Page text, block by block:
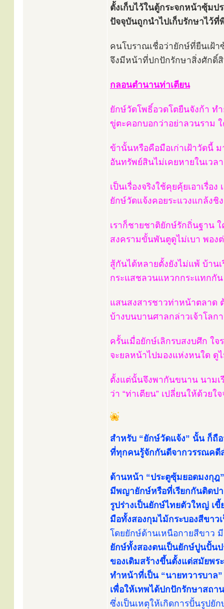
ตั้งเก็บไว้ในตู้กระจกหน้าซุ้มป
ปัจจุบันถูกนำไปเก็บรักษาไว้
คนโบราณเชื่อว่ายักษ์ที่ยืนเฝ้
จึงมีหน้าที่ปกปักรักษาสิ่งศักดิ์
กลอนตำนานท่าเตียน
ยักษ์วัดโพธิ์อวดโตยืนจังก้า ท
ขู่ตะคอกบอกว่าอย่าลวนราม
ข้านั้นหรือคือมือเก่าเฝ้าวัดนี้
อันทรัพย์สินไม่เคยหายในเวล
เป็นเรื่องจริงใช้คุยคุ้ยเอาเรื่อ
ยักษ์วัดแจ้งคอยระแวงแกล้งชิ
เราก็ชายชาติยักษ์รักถิ่นฐาน
สงครามขั้นพันตูดูไม่เบา พอง
สู้กันได้หลายตั้งยังไม่แพ้ บ้าน
กระแสชลวนแหวกกระแทกกั
แสนสงสารชาวท่าหน้าตลาด
บ้างบนบานศาลกล่าวเจ้าโล
ครั้นเมื่อยักษ์เลิกรบสงบศึก ใ
จะยลหน้าไปมองแห่งหนใด ดู
ตั้งแต่นั้นจึงพากันขนาน นาม
ว่า “ท่าเตียน” เปลี่ยนให้ด้วย
สำหรับ “ยักษ์วัดแจ้ง” นั้น ก็ถื
ที่ทุกคนรู้จักกันดีจากวรรณคดี
ด้านหน้า “ประตูซุ้มยอดมงกุฎ
มีพญายักษ์หรือที่เรียกกันติดป
รูปร่างเป็นยักษ์ไทยตัวใหญ่ เ
มือทั้งสองกุมไม้กระบองสีขา
โดยยักษ์ด้านเหนือกายสีขาว
ยักษ์ทั้งสองตนเป็นยักษ์ปูนปั้นป
ของเดิมสร้างขึ้นตั้งแต่สมัยพร
ทำหน้าที่เป็น “นายทวารบาล
เพื่อให้เทพได้ปกปักรักษาสถ
ซึ่งเป็นเหตุให้เกิดการปั้นรูปยั